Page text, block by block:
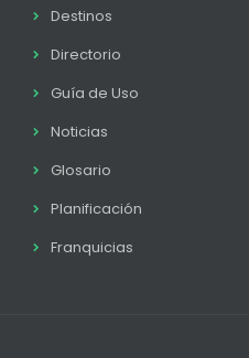
Destinos
Directorio
Guía de Uso
Noticias
Glosario
Planificación
Franquicias